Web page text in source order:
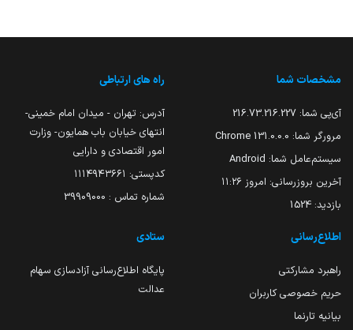
مشخصات شما
آی‌پی شما: 216.73.216.227
مرورگر شما: 131.0.0.0 Chrome
سیستم‌عامل شما: Android
آخرین بروزرسانی: امروز ۱۱:۲۶
بازدید: 1524
راه های ارتباطی
آدرس: تهران - میدان امام خمینی-
انتهای خیابان باب همایون- وزارت
امور اقتصادی و دارایی
کدپستی: ۱۱۱۴۹۴۳۶۶۱
شماره تماس : 39909000
اطلاع‌رسانی
راهبرد مشارکتی
حریم خصوصی کاربران
بیانیه تارنما
ستادی
پایگاه اطلاع‌رسانی آزادسازی سهام
عدالت